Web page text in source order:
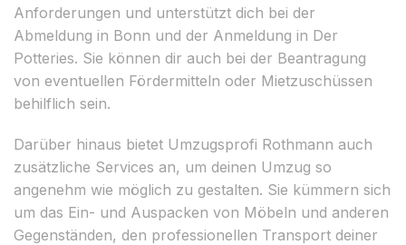
Anforderungen und unterstützt dich bei der
Abmeldung in Bonn und der Anmeldung in Der
Potteries. Sie können dir auch bei der Beantragung
von eventuellen Fördermitteln oder Mietzuschüssen
behilflich sein.
Darüber hinaus bietet Umzugsprofi Rothmann auch
zusätzliche Services an, um deinen Umzug so
angenehm wie möglich zu gestalten. Sie kümmern sich
um das Ein- und Auspacken von Möbeln und anderen
Gegenständen, den professionellen Transport deiner